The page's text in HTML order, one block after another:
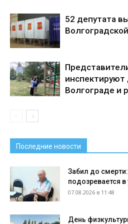
52 депутата
Волгограде и
Последние новости
Забил до
подозревается в
07.08.2026 в 11:48
День